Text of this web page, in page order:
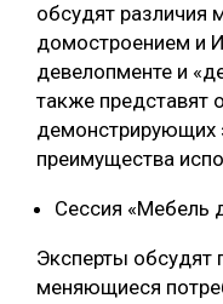
обсудят различия
домостроением и
девелопменте и
также представят
демонстрирующих
преимущества
Сессия «Мебель
Эксперты обсудят
меняющиеся